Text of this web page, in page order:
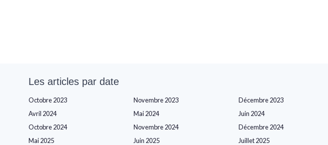
Les articles par date
Octobre 2023 Novembre 2023 Décembre 2023
Avril 2024
Mai 2024 Juin 2024
Octobre 2024
Novembre 2024 Décembre 2024
Mai 2025
Juin 2025 Juillet 2025